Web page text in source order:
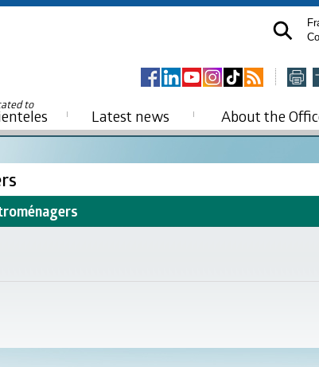
to
Latest news About the